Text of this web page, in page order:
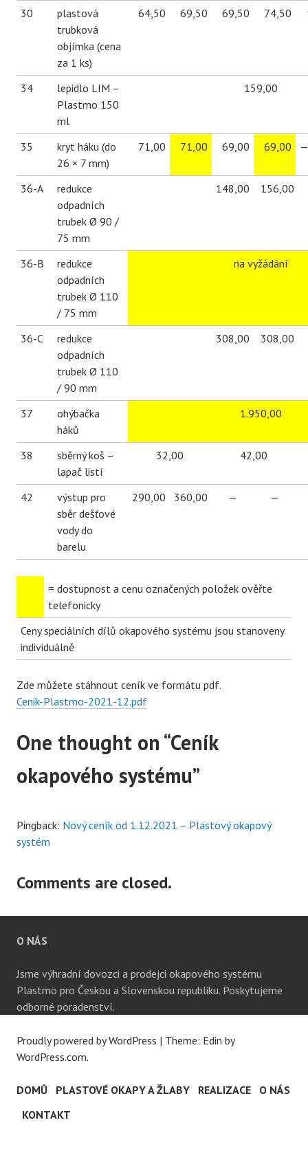
30
plastová
trubková
objímka (cena
za 1 ks)
64,50 69,50 69,50 74,50
34
lepidlo LIM –
Plastmo 150
ml
159,00
35
kryt háku (do
26 × 7 mm)
71,00 71,00 69,00 69,00 —
36-A
redukce
odpadních
trubek Ø 90 /
75 mm
148,00 156,00
36-B
redukce
odpadních
trubek Ø 110
/ 75 mm
na vyžádání
36-C
redukce
odpadních
trubek Ø 110
/ 90 mm
308,00 308,00
37
ohýbačka
háků
1.950,00
38
sběrný koš –
lapač listí
32,00 42,00
42
výstup pro
sběr dešťové
vody do
barelu
290,00 360,00 — —
= dostupnost a cenu označených položek ověřte
telefonicky
Ceny speciálních dílů okapového systému jsou stanoveny
individuálně
Zde můžete stáhnout ceník ve formátu pdf.
Cenik-Plastmo-2021-12.pdf
One thought on “Ceník
okapového systému”
Pingback: Nový ceník od 1.12.2021 – Plastový okapový
systém
Comments are closed.
O NÁS
Jsme výhradní dovozci a prodejci okapového systému
Plastmo pro Českou a Slovenskou republiku. Poskytujeme
odborné poradenství.
Proudly powered by WordPress | Theme: Edin by
WordPress.com.
DOMŮ PLASTOVÉ OKAPY A ŽLABY REALIZACE
O NÁS
KONTAKT